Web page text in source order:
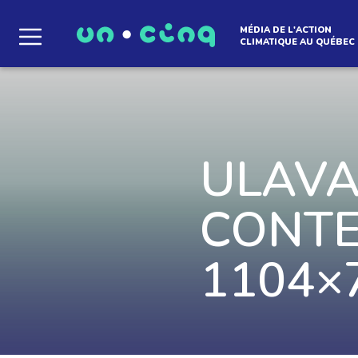
Le média qui
notre infolettre pour découvrir des
qui créent le mouvement.
MÉDIA DE L'ACTION
CLIMATIQUE AU QUÉBEC